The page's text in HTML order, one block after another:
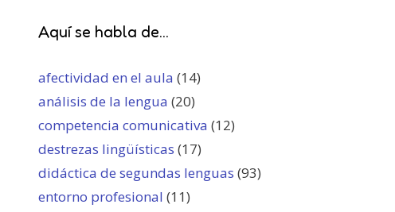
Aquí se habla de...
afectividad en el aula (14)
análisis de la lengua (20)
competencia comunicativa (12)
destrezas lingüísticas (17)
didáctica de segundas lenguas (93)
entorno profesional (11)